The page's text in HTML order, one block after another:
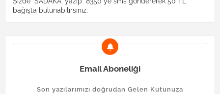
bağışta bulunabilirsiniz.
Email Aboneliği
Son yazılarımızı doğrudan Gelen Kutunuza